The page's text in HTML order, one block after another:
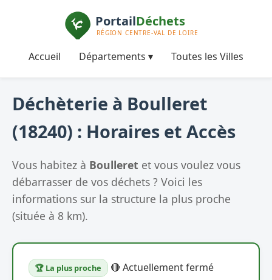
Accueil Départements ▾ Toutes les Villes
Déchèterie à Boulleret
(18240) : Horaires et Accès
Vous habitez à Boulleret et vous voulez vous
débarrasser de vos déchets ? Voici les
informations sur la structure la plus proche
(située à 8 km).
🏆 La plus proche 🔴 Actuellement fermé